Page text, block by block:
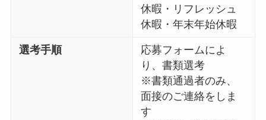
休暇・リフレッシュ
休暇・年末年始休暇
選考手順
応募フォームによ
り、書類選考
※書類通過者のみ、
面接のご連絡をしま
す